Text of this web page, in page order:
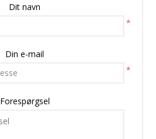
Dit navn
*
Din e-mail
*
Forespørgsel